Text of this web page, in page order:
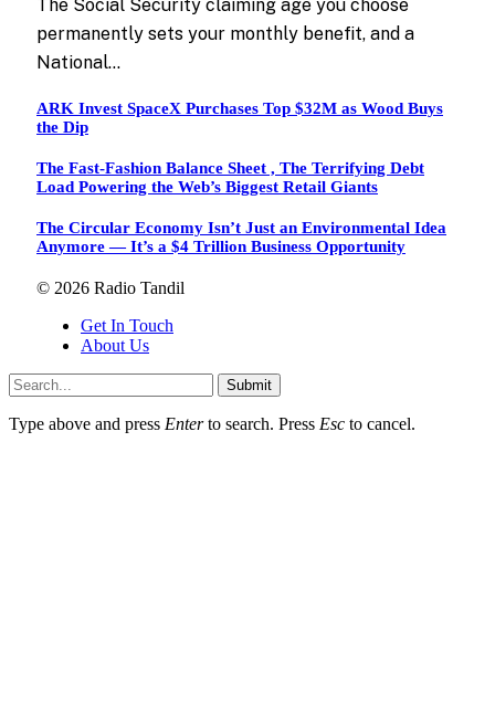
The Social Security claiming age you choose
permanently sets your monthly benefit, and a
National…
ARK Invest SpaceX Purchases Top $32M as Wood Buys
the Dip
The Fast-Fashion Balance Sheet , The Terrifying Debt
Load Powering the Web’s Biggest Retail Giants
The Circular Economy Isn’t Just an Environmental Idea
Anymore — It’s a $4 Trillion Business Opportunity
© 2026 Radio Tandil
Get In Touch
About Us
Submit
Type above and press Enterto search. Press Esc to cancel.